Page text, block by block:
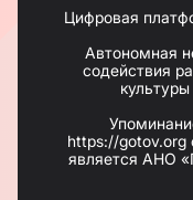
Программы
библиотека
архивный отдел,
молодежный
идиш-клуб,
клуб ветеранов
Цифровая
Автономная
содействия
https://gotov.org
является АНО